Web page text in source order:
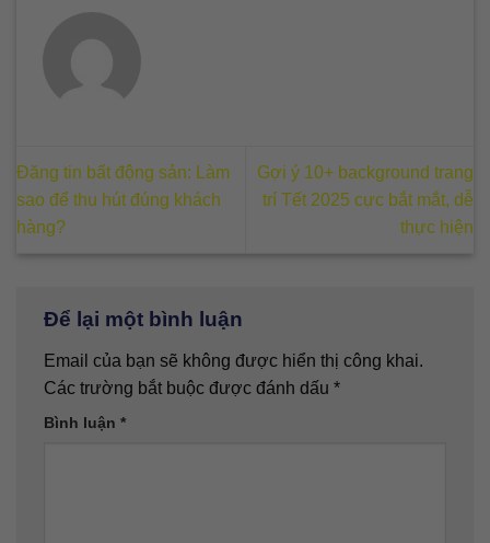
Đăng tin bất động sản: Làm
sao để thu hút đúng khách
hàng?
Gợi ý 10+ background trang
trí Tết 2025 cực bắt mắt, dễ
thực hiện
Để lại một bình luận
Email của bạn sẽ không được hiển thị công khai.
Các trường bắt buộc được đánh dấu *
Bình luận *